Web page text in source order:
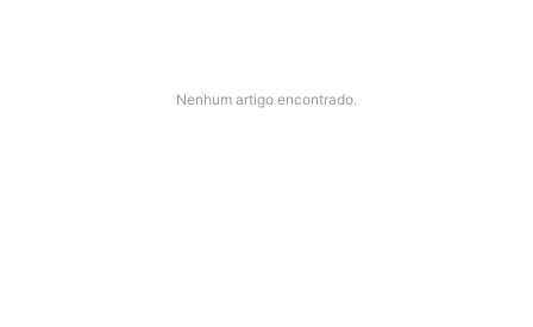
Nenhum artigo encontrado.